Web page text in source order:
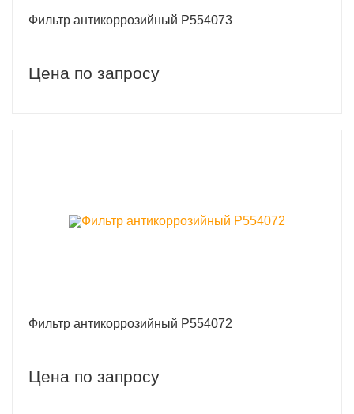
Фильтр антикоррозийный P554073
Цена по запросу
Фильтр антикоррозийный P554072
Цена по запросу